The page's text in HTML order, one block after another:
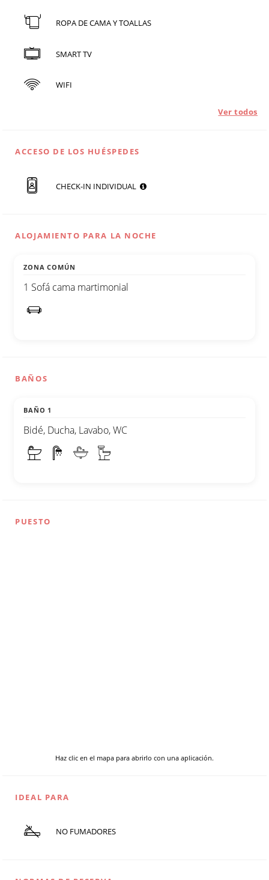
ROPA DE CAMA Y TOALLAS
SMART TV
WIFI
Ver todos
ACCESO DE LOS HUÉSPEDES
CHECK-IN INDIVIDUAL
ALOJAMIENTO PARA LA NOCHE
ZONA COMÚN
1 Sofá cama martimonial
BAÑOS
BAÑO 1
Bidé, Ducha, Lavabo, WC
PUESTO
Haz clic en el mapa para abrirlo con una aplicación.
IDEAL PARA
NO FUMADORES